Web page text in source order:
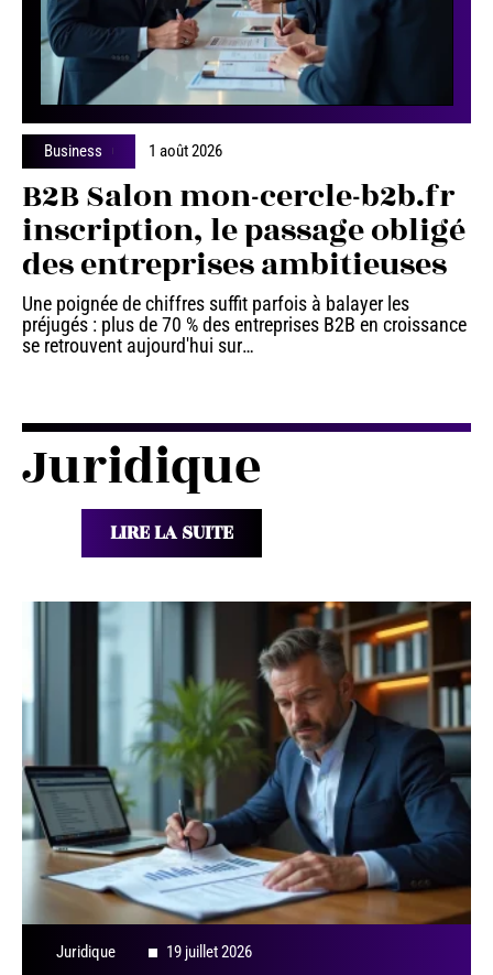
Business 1 août 2026
B2B Salon mon-cercle-b2b.fr
inscription, le passage obligé
des entreprises ambitieuses
Une poignée de chiffres suffit parfois à balayer les
préjugés : plus de 70 % des entreprises B2B en croissance
se retrouvent aujourd'hui sur…
Juridique
LIRE LA SUITE
Juridique 19 juillet 2026